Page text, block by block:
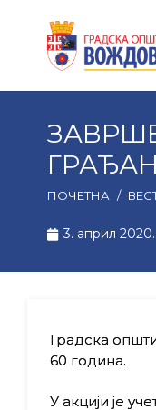
ПОЧЕТНА /
3. април 2020.
Градска
60 година.
У акцији је